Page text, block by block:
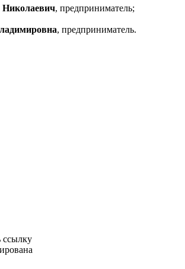
, предприниматель;
, предприниматель.
ссылку